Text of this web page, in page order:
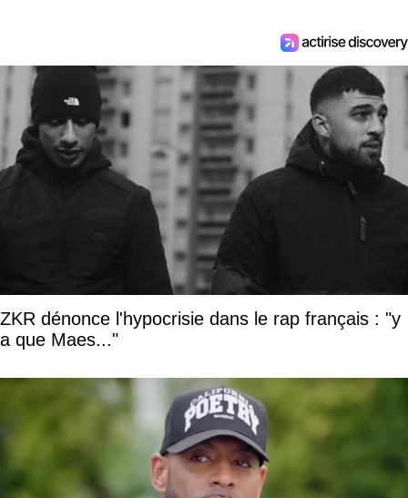
ZKR dénonce l'hypocrisie dans le rap français : "y
a que Maes..."